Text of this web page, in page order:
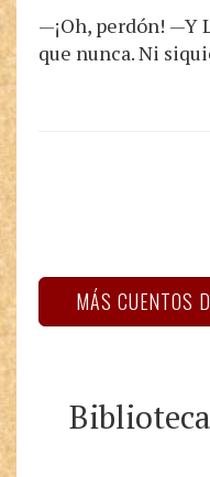
—¡Oh, perdón! —Y
que nunca. Ni
MÁS CUENTOS